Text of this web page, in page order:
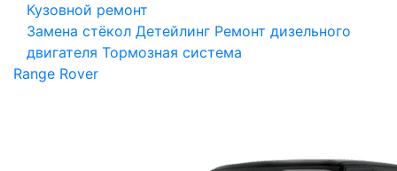
Кузовной ремонт
Замена стёкол Детейлинг Ремонт дизельного
двигателя Тормозная система
Range Rover